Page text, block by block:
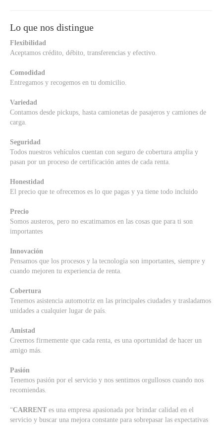
Lo que nos distingue
Flexibilidad
Aceptamos crédito, débito, transferencias y efectivo.
Comodidad
Entregamos y recogemos en tu domicilio.
Variedad
Contamos desde pickups, hasta camionetas de pasajeros y camiones de
carga.
Seguridad
Todos nuestros vehículos cuentan con seguro de cobertura amplia y
pasan por un proceso de certificación antes de cada renta.
Honestidad
El precio que te ofrecemos es lo que pagas y ya tiene todo incluido
Precio
Somos austeros, pero no escatimamos en las cosas que para ti son
importantes
Innovación
Pensamos que los procesos y la tecnología son importantes, siempre y
cuando mejoren tu experiencia de renta.
Cobertura
Tenemos asistencia automotriz en las principales ciudades y trasladamos
unidades a cualquier lugar de país.
Amistad
Creemos firmemente que cada renta, es una oportunidad de hacer un
amigo más.
Pasión
Tenemos pasión por el servicio y nos sentimos orgullosos cuando nos
recomiendas.
“CARRENT es una empresa apasionada por brindar calidad en el
servicio y buscar una mejora constante para sobrepasar las expectativas